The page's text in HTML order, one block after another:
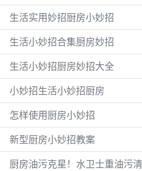
生活实用妙招厨房小妙招
生活小妙招合集厨房妙招
生活小妙招厨房妙招大全
小妙招生活小妙招厨房
怎样使用厨房小妙招
新型厨房小妙招教案
厨房油污克星！水卫士重油污